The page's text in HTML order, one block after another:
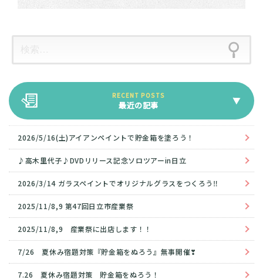
最近の記事
2026/5/16(土)アイアンペイントで貯金箱を塗ろう！
♪高木里代子♪DVDリリース記念ソロツアーin日立
2026/3/14 ガラスペイントでオリジナルグラスをつくろう‼
2025/11/8,9 第47回日立市産業祭
2025/11/8,9 産業祭に出店します！！
7/26 夏休み宿題対策『貯金箱をぬろう』無事開催❣
7.26 夏休み宿題対策 貯金箱をぬろう！